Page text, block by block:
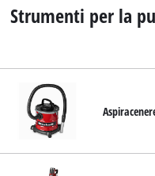
Strumenti per la